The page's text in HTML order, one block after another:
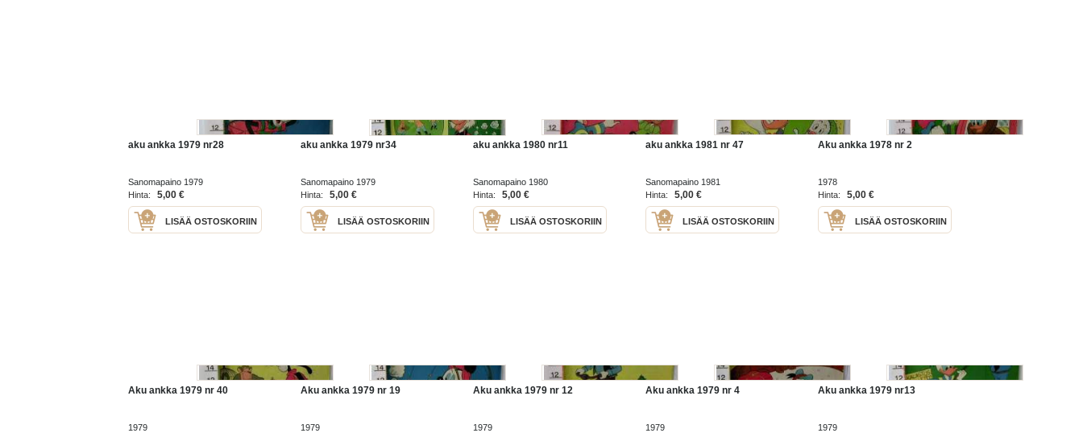
aku ankka 1979 nr28
Sanomapaino 1979
Hinta:
5,00 €
LISÄÄ OSTOSKORIIN
aku ankka 1979 nr34
Sanomapaino 1979
Hinta:
5,00 €
LISÄÄ OSTOSKORIIN
aku ankka 1980 nr11
Sanomapaino 1980
Hinta:
5,00 €
LISÄÄ OSTOSKORIIN
aku ankka 1981 nr 47
Sanomapaino 1981
Hinta:
5,00 €
LISÄÄ OSTOSKORIIN
Aku ankka 1978 nr 2
1978
Hinta:
5,00 €
LISÄÄ OSTOSKORIIN
Aku ankka 1979 nr 40
1979
Aku ankka 1979 nr 19
1979
Aku ankka 1979 nr 12
1979
Aku ankka 1979 nr 4
1979
Aku ankka 1979 nr13
1979